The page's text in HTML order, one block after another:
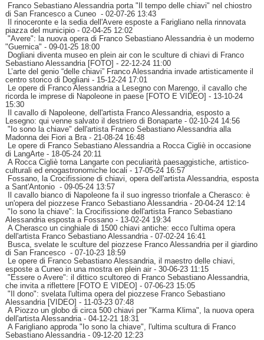
Franco Sebastiano Alessandria porta "Il tempo delle chiavi" nel chiostro
di San Francesco a Cuneo - 02-07-26 13:43
Il rinoceronte e la sedia dell'Avere esposte a Farigliano nella rinnovata
piazza del municipio- 02-04-25 12:02
"Avere": la nuova opera di Franco Sebastiano Alessandria è un moderno
"Guernica" - 09-01-25 18:00
Dogliani diventa museo en plein air con le sculture di chiavi di Franco
Sebastiano Alessandria [FOTO] - 22-12-24 11:00
L’arte del genio “delle chiavi” Franco Alessandria invade artisticamente il
centro storico di Dogliani - 15-12-24 17:01
Le opere di Franco Alessandria a Lesegno con Marengo, il cavallo che
ricorda le imprese di Napoleone in paese [FOTO E VIDEO] - 13-10-24
15:30
Il cavallo di Napoleone, dell'artista Franco Alessandria, esposto a
Lesegno: qui venne salvato il destriero di Bonaparte- 02-10-24 14:56
"Io sono la chiave" dell'artista Franco Sebastiano Alessandria alla
Madonna dei Fiori a Bra- 21-08-24 16:48
Le opere di Franco Sebastiano Alessandria a Rocca Cigliè in occasione
di LangArte- 18-05-24 20:11
A Rocca Cigliè torna Langarte con peculiarità paesaggistiche, artistico-
culturali ed enogastronomiche locali - 17-05-24 16:57
Fossano, la Crocifissione di chiavi, opera dell'artista Alessandria, esposta
a Sant'Antonio - 09-05-24 13:57
Il cavallo bianco di Napoleone fa il suo ingresso trionfale a Cherasco: è
un'opera del piozzese Franco Sebastiano Alessandria- 20-04-24 12:14
"Io sono la chiave": la Crocifissione dell'artista Franco Sebastiano
Alessandria esposta a Fossano- 13-02-24 19:34
A Cherasco un cinghiale di 1500 chiavi antiche: ecco l'ultima opera
dell'artista Franco Sebastiano Alessandria- 07-02-24 16:41
Busca, svelate le sculture del piozzese Franco Alessandria per il giardino
di San Francesco - 07-10-23 18:59
Le opere di Franco Sebastiano Alessandria, il maestro delle chiavi,
esposte a Cuneo in una mostra en plein air- 30-06-23 11:15
"Essere o Avere": il dittico scultoreo di Franco Sebastiano Alessandria,
che invita a riflettere [FOTO E VIDEO] - 07-06-23 15:05
"Il dono": svelata l'ultima opera del piozzese Franco Sebastiano
Alessandria [VIDEO] - 11-03-23 07:48
A Piozzo un globo di circa 500 chiavi per "Karma Klima", la nuova opera
dell'artista Alessandria- 04-12-21 18:31
A Farigliano approda "Io sono la chiave", l'ultima scultura di Franco
Sebastiano Alessandria- 09-12-20 12:23